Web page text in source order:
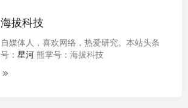
海拔科技
自媒体人，喜欢网络，热爱研究。本站头条
号： 星河 熊掌号：海拔科技